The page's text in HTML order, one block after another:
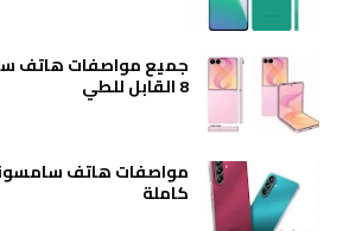
8 القابل للطي
كاملة